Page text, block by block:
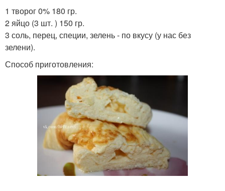
1 творог 0% 180 гр.
2 яйцо (3 шт. ) 150 гр.
3 соль, перец, специи, зелень - по вкусу (у нас без
зелени).
Способ приготовления: